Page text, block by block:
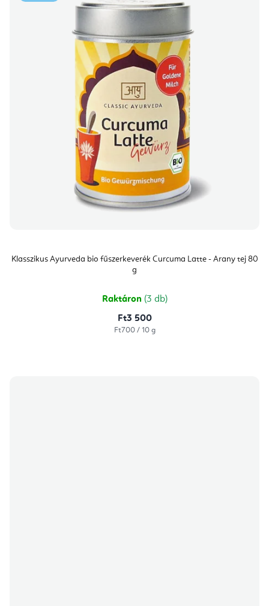
Klasszikus Ayurveda bio fűszerkeverék Curcuma Latte - Arany tej 80
g
Raktáron (3 db)
Ft3 500
Egységár:
Ft700 / 10 g